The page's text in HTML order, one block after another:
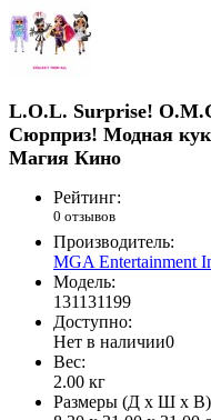
L.O.L. Surprise!
Сюрприз! Модная
Магия Кино
Рейтинг:
0 отзывов
Производитель:
MGA Entertainment
Модель:
131131199
Доступно:
Нет в наличии0
Вес:
2.00 кг
Размеры (Д x Ш x